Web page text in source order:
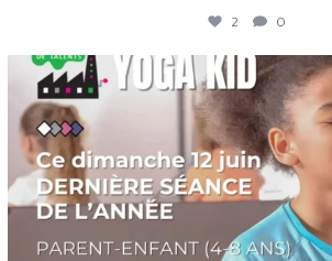
2 0
lafabriquedetalents
Juin 12